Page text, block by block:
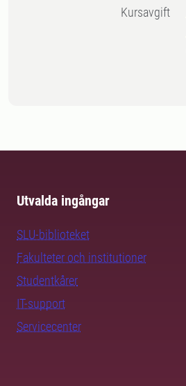
Kursavgift
Utvalda ingångar
SLU-biblioteket
Fakulteter och institutioner
Studentkårer
IT-support
Servicecenter